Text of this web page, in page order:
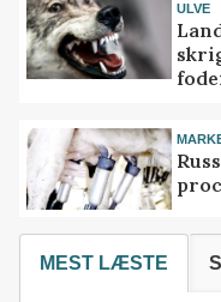
ULVE
MEST LÆSTE